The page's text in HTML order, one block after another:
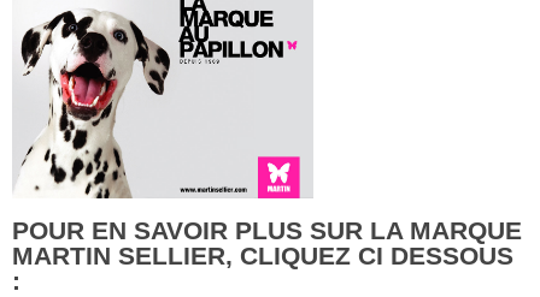
POUR EN SAVOIR PLUS SUR LA MARQUE
MARTIN SELLIER, CLIQUEZ CI DESSOUS
: